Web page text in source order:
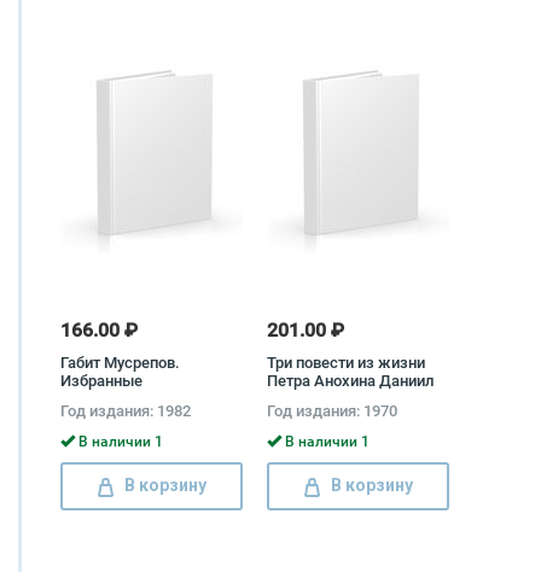
166.00 ₽
Габит Мусрепов.
Избранные
(комплект) Габит
Мусрепов
Год издания: 1982
В наличии 1
В корзину
201.00 ₽
Три повести из жизни
Петра Анохина Даниил
Год издания: 1970
В наличии 1
В корзину